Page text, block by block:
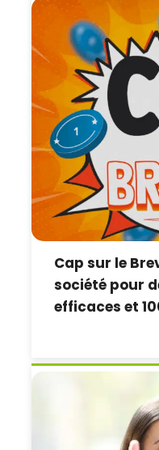
Cap sur le
société pour
efficaces et